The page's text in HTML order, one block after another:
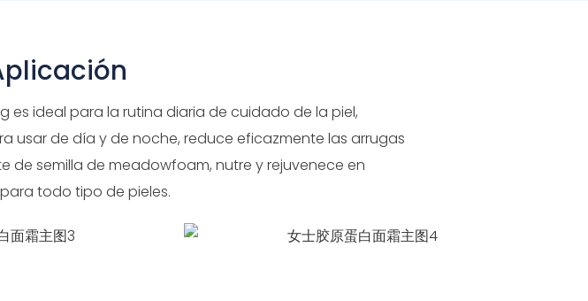
es ideal para la rutina diaria de cuidado de la piel,
usar de día y de noche, reduce eficazmente las arrugas
de semilla de meadowfoam, nutre y rejuvenece en
todo tipo de pieles.